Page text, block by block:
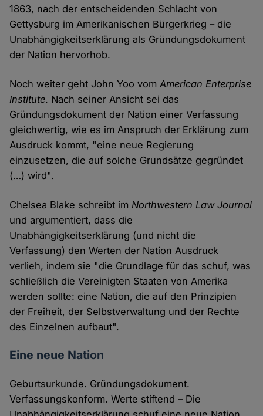
1863, nach der entscheidenden Schlacht von
Gettysburg im Amerikanischen Bürgerkrieg – die
Unabhängigkeitserklärung als Gründungsdokument
der Nation hervorhob.
Noch weiter geht John Yoo vomAmerican Enterprise
Institute. Nach seiner Ansicht sei das
Gründungsdokument der Nation einer Verfassung
gleichwertig, wie es im Anspruch der Erklärung zum
Ausdruck kommt, "eine neue Regierung
einzusetzen, die auf solche Grundsätze gegründet
(…) wird".
Chelsea Blake schreibt im Northwestern Law Journal
und argumentiert, dass die
Unabhängigkeitserklärung (und nicht die
Verfassung) den Werten der Nation Ausdruck
verlieh, indem sie "die Grundlage für das schuf, was
schließlich die Vereinigten Staaten von Amerika
werden sollte: eine Nation, die auf den Prinzipien
der Freiheit, der Selbstverwaltung und der Rechte
des Einzelnen aufbaut".
Eine neue Nation
Geburtsurkunde. Gründungsdokument.
Verfassungskonform. Werte stiftend – Die